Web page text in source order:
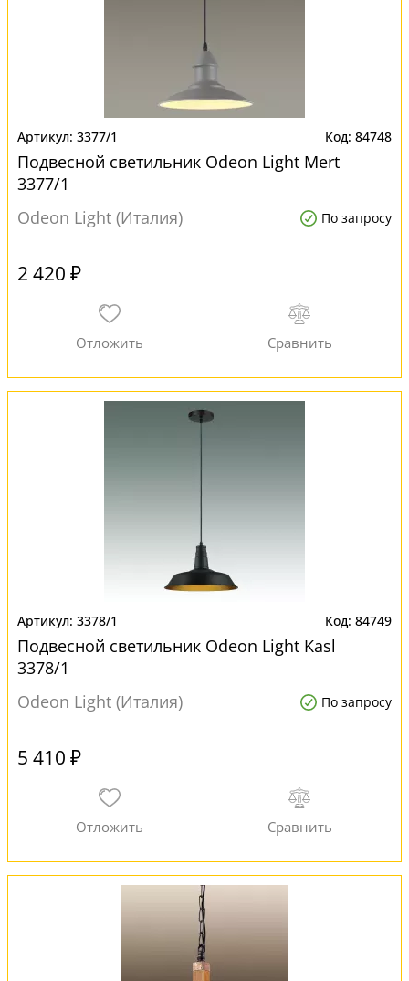
3377/1 84748
Подвесной светильник Odeon Light Mert
3377/1
Odeon Light (Италия)
По запросу
2 420 ₽
3378/1 84749
Подвесной светильник Odeon Light Kasl
3378/1
Odeon Light (Италия)
По запросу
5 410 ₽